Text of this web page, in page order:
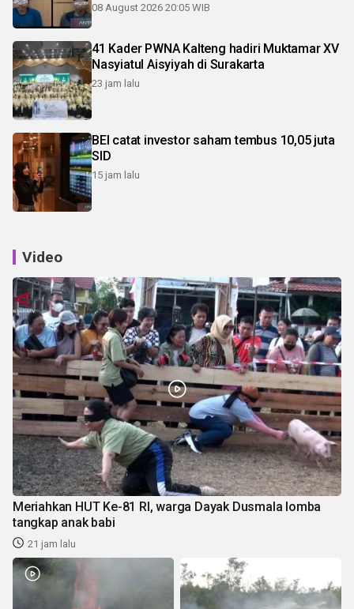
08 August 2026 20:05 WIB
41 Kader PWNA Kalteng hadiri Muktamar XV
Nasyiatul Aisyiyah di Surakarta
23 jam lalu
BEI catat investor saham tembus 10,05 juta
SID
15 jam lalu
Video
Meriahkan HUT Ke-81 RI, warga Dayak Dusmala lomba
tangkap anak babi
21 jam lalu